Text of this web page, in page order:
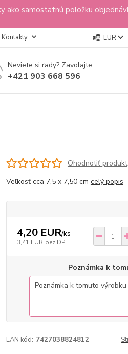
ako samostatnú položku
Kontakty EUR
Neviete si rady? Zavolajte.
+421 903 668 596
Ohodnotiť produkt
Veľkosť cca 7,5 x 7,50 cm celý popis
4,20 EUR/ks
3,41 EUR bez DPH
Poznámka k
EAN kód: 7427038824812